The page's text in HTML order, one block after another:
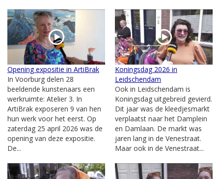
Opening expositie in ArtiBrak
In Voorburg delen 28
beeldende kunstenaars een
werkruimte: Atelier 3. In
ArtiBrak exposeren 9 van hen
hun werk voor het eerst. Op
zaterdag 25 april 2026 was de
opening van deze expositie.
De...
Koningsdag 2026 in
Leidschendam
Ook in Leidschendam is
Koningsdag uitgebreid gevierd.
Dit jaar was de kleedjesmarkt
verplaatst naar het Damplein
en Damlaan. De markt was
jaren lang in de Venestraat.
Maar ook in de Venestraat...